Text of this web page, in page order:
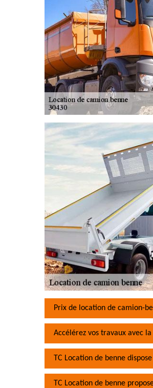
Prix de location de camion-
Accélérez vos travaux avec
TC Location de benne
TC Location de benne